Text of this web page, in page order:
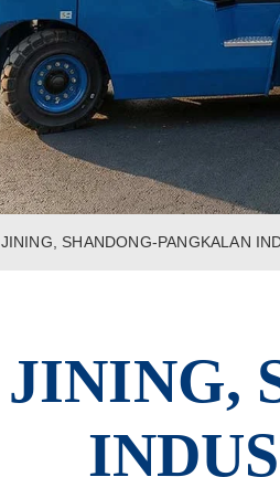
JINING, SHANDONG-PANGKALAN
JINING,